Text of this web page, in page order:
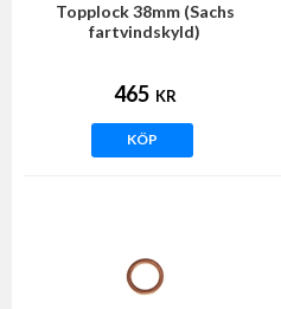
Topplock 38mm (Sachs
fartvindskyld)
465 KR
KÖP